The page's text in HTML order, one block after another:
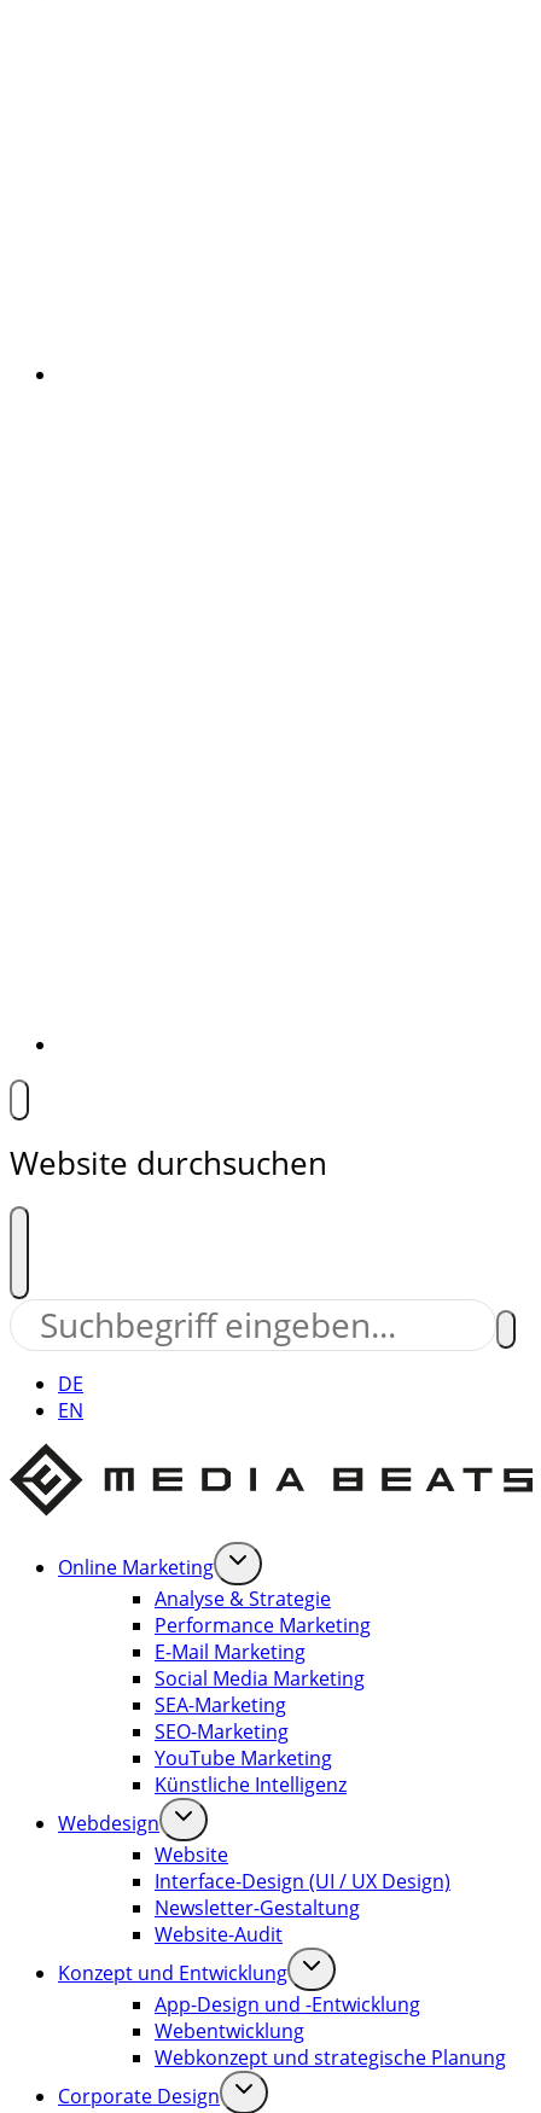
Website durchsuchen
DE
EN
Online Marketing
Analyse & Strategie
Performance Marketing
E-Mail Marketing
Social Media Marketing
SEA-Marketing
SEO-Marketing
YouTube Marketing
Künstliche Intelligenz
Webdesign
Website
Interface-Design (UI / UX Design)
Newsletter-Gestaltung
Website-Audit
Konzept und Entwicklung
App-Design und -Entwicklung
Webentwicklung
Webkonzept und strategische Planung
Corporate Design